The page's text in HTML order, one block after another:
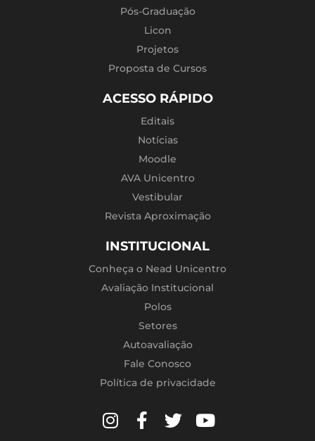
Pós-Graduação
Licon
Projetos
Proposta de Cursos
ACESSO RÁPIDO
Editais
Notícias
Moodle
AVA Unicentro
Vestibular
Revista Aproximação
INSTITUCIONAL
Conheça o Nead Unicentro
Avaliação Institucional
Polos
Setores
Autoavaliação
Fale Conosco
Política de privacidade